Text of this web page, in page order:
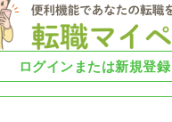
ログインまたは新規登録